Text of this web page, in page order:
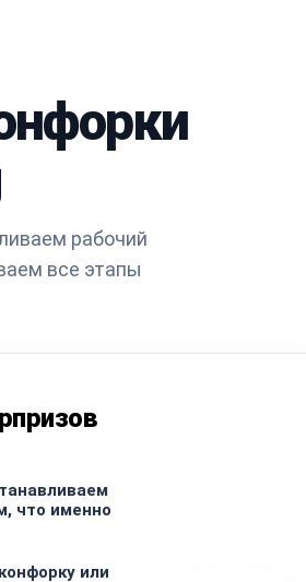
рабочий
все этапы
что именно
или